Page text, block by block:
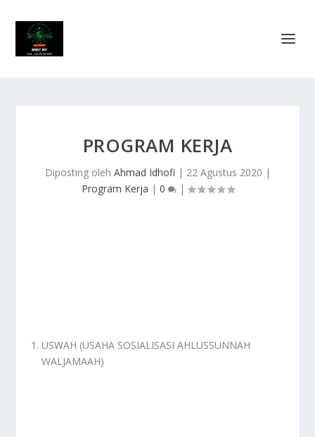
PROGRAM KERJA
Diposting oleh Ahmad Idhofi | 22 Agustus 2020 |
Program Kerja | 0 |
USWAH (USAHA SOSIALISASI AHLUSSUNNAH
WALJAMAAH)